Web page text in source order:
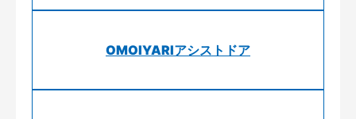
OMOIYARIアシストドア